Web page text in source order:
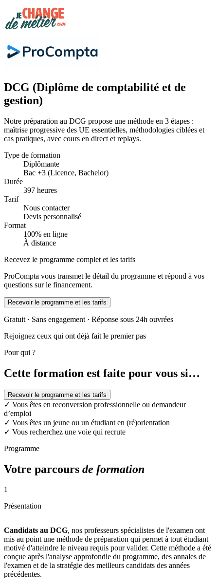
DCG (Diplôme de comptabilité et de
gestion)
Notre préparation au DCG propose une méthode en 3 étapes :
maîtrise progressive des UE essentielles, méthodologies ciblées et
cas pratiques, avec cours en direct et replays.
Type de formation
Diplômante
Bac +3 (Licence, Bachelor)
Durée
397 heures
Tarif
Nous contacter
Devis personnalisé
Format
100% en ligne
À distance
Recevez le programme complet et les tarifs
ProCompta vous transmet le détail du programme et répond à vos
questions sur le financement.
Recevoir le programme et les tarifs
Gratuit · Sans engagement · Réponse sous 24h ouvrées
Rejoignez ceux qui ont déjà fait le premier pas
Pour qui ?
Cette formation est faite pour vous si…
Recevoir le programme et les tarifs
✓ Vous êtes en reconversion professionnelle ou demandeur
d’emploi
✓ Vous êtes un jeune ou un étudiant en (ré)orientation
✓ Vous recherchez une voie qui recrute
Programme
Votre parcours de formation
1
Présentation
Candidats au DCG, nos professeurs spécialistes de l'examen ont
mis au point une méthode de préparation qui permet à tout étudiant
motivé d'atteindre le niveau requis pour valider. Cette méthode a été
conçue après l'analyse approfondie du programme, des annales de
l'examen et de la stratégie des meilleurs candidats des années
précédentes.